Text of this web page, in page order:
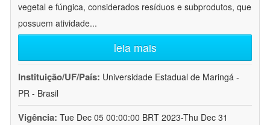
vegetal e fúngica, considerados resíduos e subprodutos, que
possuem atividade...
leia mais
Instituição/UF/País: Universidade Estadual de Maringá -
PR - Brasil
Vigência: Tue Dec 05 00:00:00 BRT 2023-Thu Dec 31